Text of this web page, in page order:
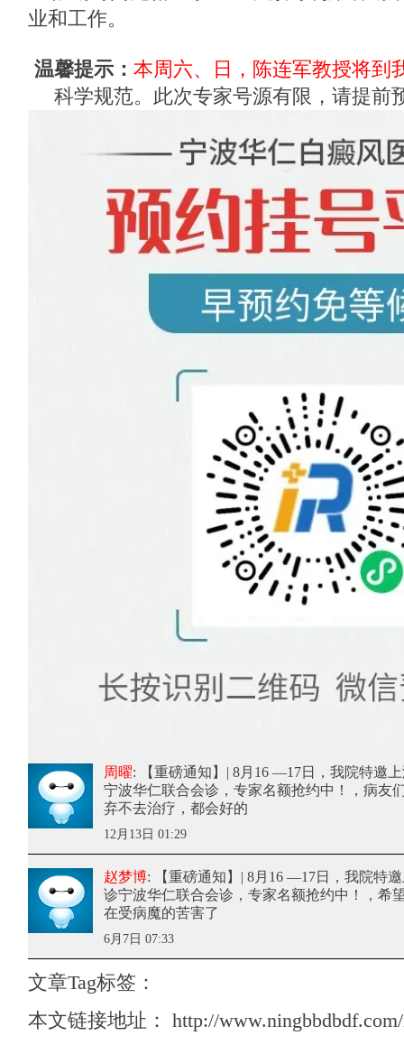
业和工作。
温馨提示： 本周六、日，陈连军教授将到
科学规范。此次专家号源有限，请提前
周曜: 【重磅通知】| 8月16 —17日，我院特邀
宁波华仁联合会诊，专家名额抢约中！
，病友
弃不去治疗，都会好的
12月13日 01:29
赵梦博: 【重磅通知】| 8月16 —17日，我院特
诊宁波华仁联合会诊，专家名额抢约中！
，希
在受病魔的苦害了
6月7日 07:33
文章Tag标签：
本文链接地址： http://